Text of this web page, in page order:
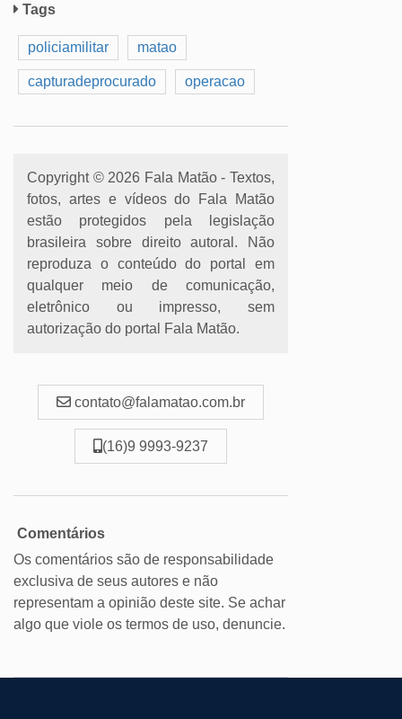
Tags
policiamilitar matao
capturadeprocurado operacao
Copyright © 2026 Fala Matão - Textos,
fotos, artes e vídeos do Fala Matão
estão protegidos pela legislação
brasileira sobre direito autoral. Não
reproduza o conteúdo do portal em
qualquer meio de comunicação,
eletrônico ou impresso, sem
autorização do portal Fala Matão.
contato@falamatao.com.br
(16)9 9993-9237
Comentários
Os comentários são de responsabilidade
exclusiva de seus autores e não
representam a opinião deste site. Se achar
algo que viole os termos de uso, denuncie.